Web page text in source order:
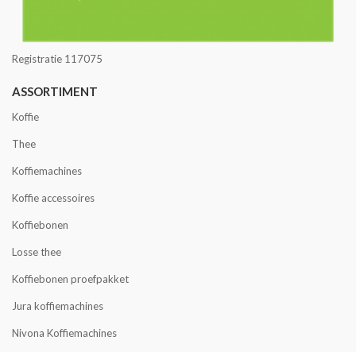
Registratie 117075
ASSORTIMENT
Koffie
Thee
Koffiemachines
Koffie accessoires
Koffiebonen
Losse thee
Koffiebonen proefpakket
Jura koffiemachines
Nivona Koffiemachines